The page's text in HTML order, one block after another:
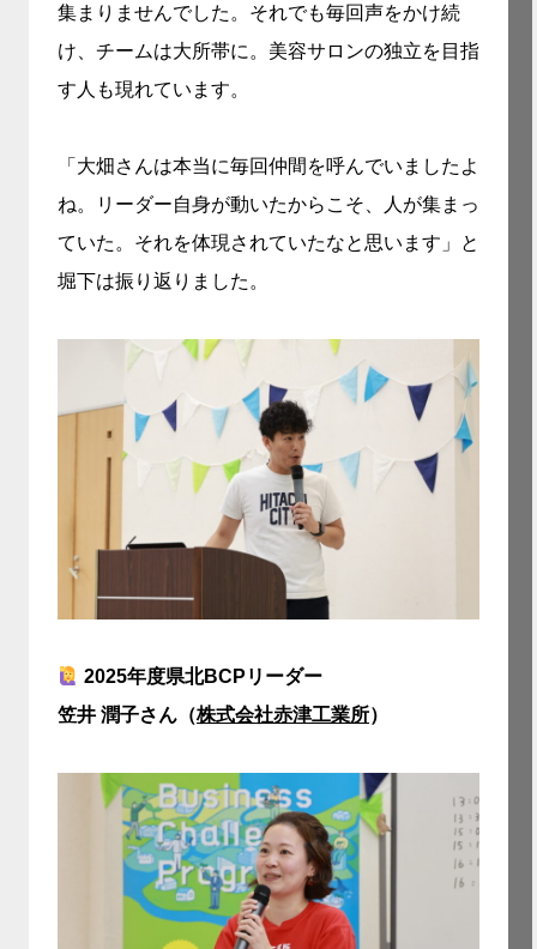
集まりませんでした。それでも毎回声をかけ続
け、チームは大所帯に。美容サロンの独立を目指
す人も現れています。
「大畑さんは本当に毎回仲間を呼んでいましたよ
ね。リーダー自身が動いたからこそ、人が集まっ
ていた。それを体現されていたなと思います」と
堀下は振り返りました。
2025年度県北BCPリーダー
笠井 潤子さん（株式会社赤津工業所）